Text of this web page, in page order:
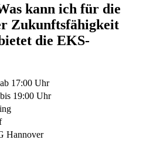
kann ich für die
Zukunftsfähigkeit
die EKS-
17:00 Uhr
19:00 Uhr
Hannover